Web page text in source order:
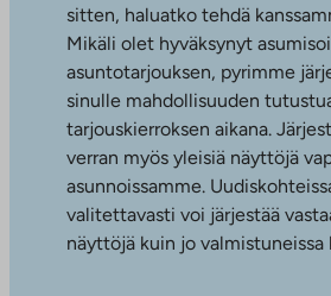
sitten, haluatko tehdä
Mikäli olet hyväksynyt
asuntotarjouksen, pyrimme
sinulle mahdollisuuden
tarjouskierroksen aikana.
verran myös yleisiä näyttöjä
asunnoissamme.
valitettavasti voi järjestää
näyttöjä kuin jo valmistuneissa